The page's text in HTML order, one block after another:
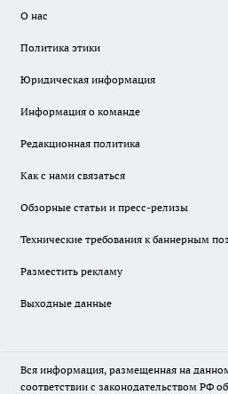
О нас
Политика этики
Юридическая информация
Информация о команде
Редакционная политика
Как с нами связаться
Обзорные статьи и пресс-релизы
Технические требования к баннерным
Разместить рекламу
Выходные данные
Вся информация, размещенная на
соответствии с законодательством РФ